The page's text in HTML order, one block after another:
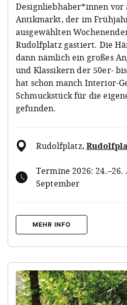
Designliebhaber*innen vor
Antikmarkt, der im
ausgewählten
Rudolfplatz gastiert. Die
dann nämlich ein großes
und Klassikern der 50er-
hat schon manch Interior-
Schmuckstück für die
gefunden.
Rudolfplatz,
Termine 2026: 24.–26.
September
MEHR INFO